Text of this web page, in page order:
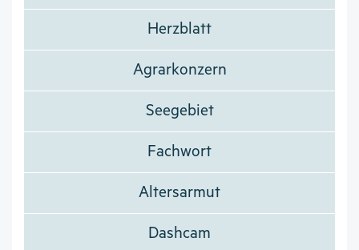
Herzblatt
Agrarkonzern
Seegebiet
Fachwort
Altersarmut
Dashcam